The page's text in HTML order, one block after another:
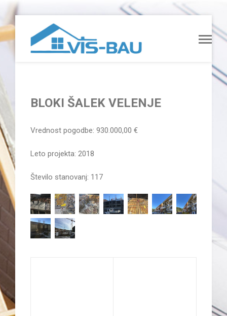
BLOKI ŠALEK VELENJE
Vrednost pogodbe: 930.000,00 €
Leto projekta: 2018
Število stanovanj: 117